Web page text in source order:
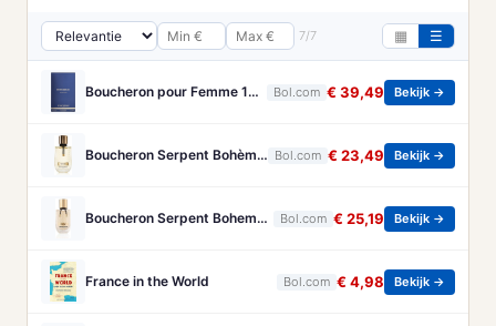
7/7 ▦ ☰
Boucheron pour Femme 100 ml Eau de Parfum - Damesparfum Bol.com € 39,49 Bekijk →
Boucheron Serpent Bohème Eau de Parfum 50 ml Bol.com € 23,49 Bekijk →
Boucheron Serpent Boheme Eau de parfum spray 30 ml Bol.com € 25,19 Bekijk →
France in the World Bol.com € 4,98 Bekijk →